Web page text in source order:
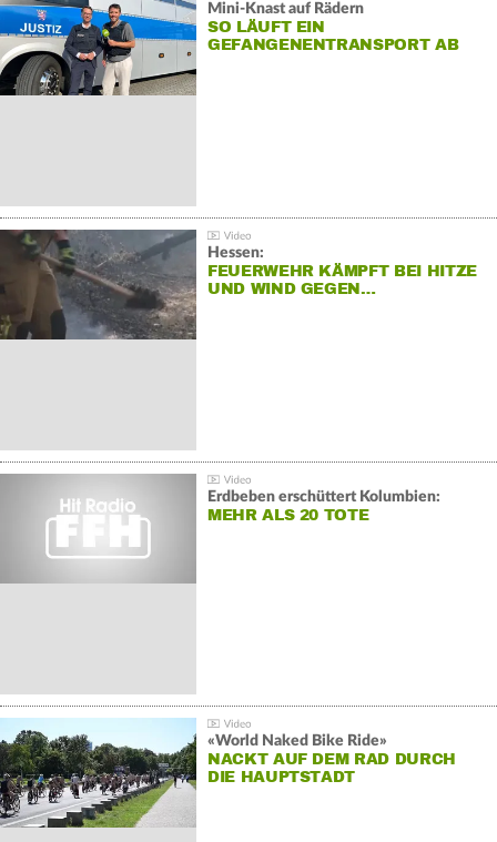
Mini-Knast auf Rädern
SO LÄUFT EIN
GEFANGENENTRANSPORT AB
Hessen:
FEUERWEHR KÄMPFT BEI HITZE
UND WIND GEGEN…
Erdbeben erschüttert Kolumbien:
MEHR ALS 20 TOTE
«World Naked Bike Ride»
NACKT AUF DEM RAD DURCH
DIE HAUPTSTADT